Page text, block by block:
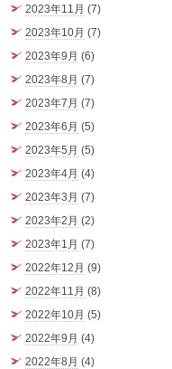
2023年11月 (7)
2023年10月 (7)
2023年9月 (6)
2023年8月 (7)
2023年7月 (7)
2023年6月 (5)
2023年5月 (5)
2023年4月 (4)
2023年3月 (7)
2023年2月 (2)
2023年1月 (7)
2022年12月 (9)
2022年11月 (8)
2022年10月 (5)
2022年9月 (4)
2022年8月 (4)